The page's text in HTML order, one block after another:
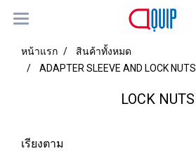
หน้าแรก
สินค้าทั้งหมด
ADAPTER SLEEVE AND LOCK NUTS
LOCK NUTS
เรียงตาม